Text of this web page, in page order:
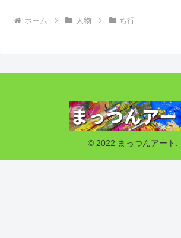
ホーム 人物 ち行
© 2022 まっつんアート.